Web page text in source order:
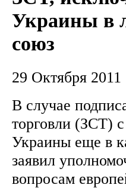
Украины в
союз
29 Октября 2011
В случае
торговли (ЗСТ)
Украины еще в
заявил
вопросам